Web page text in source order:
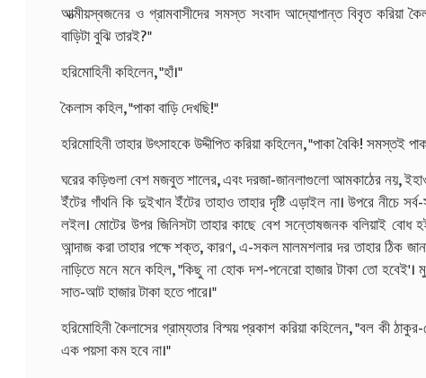
আত্মীয়স্বজনের ও গ্রামবাসীদের সমস্ত সংবাদ আদ্যোপান্ত বিবৃত করিয়া
বাড়িটা বুঝি তারই?"
হরিমোহিনী কহিলেন, "হাঁ।"
কৈলাস কহিল, "পাকা বাড়ি দেখছি!"
হরিমোহিনী তাহার উৎসাহকে উদ্দীপিত করিয়া কহিলেন, "পাকা বৈকি! সমস্তই
ঘরের কড়িগুলা বেশ মজবুত শালের, এবং দরজা-জানলাগুলো আমকাঠের নয়, ইহাও
ইঁটের গাঁথনি কি দুইখান ইঁটের তাহাও তাহার দৃষ্টি এড়াইল না। উপরে নীচে
লইল। মোটের উপর জিনিসটা তাহার কাছে বেশ সন্তোষজনক বলিয়াই বোধ
আন্দাজ করা তাহার পক্ষে শক্ত, কারণ, এ-সকল মালমশলার দর তাহার ঠিক
নাড়িতে মনে মনে কহিল, "কিছু না হোক দশ-পনেরো হাজার টাকা তো
সাত-আট হাজার টাকা হতে পারে।"
হরিমোহিনী কৈলাসের গ্রাম্যতার বিস্ময় প্রকাশ করিয়া কহিলেন, "বল কী
এক পয়সা কম হবে না।"